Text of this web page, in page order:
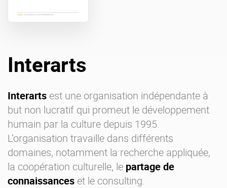
Mobile
A propos d’eXo
Interarts
Interarts est une organisation indépendante à
but non lucratif qui promeut le développement
humain par la culture depuis 1995.
L’organisation travaille dans différents
domaines, notamment la recherche appliquée,
la coopération culturelle, le partage de
connaissances et le consulting.